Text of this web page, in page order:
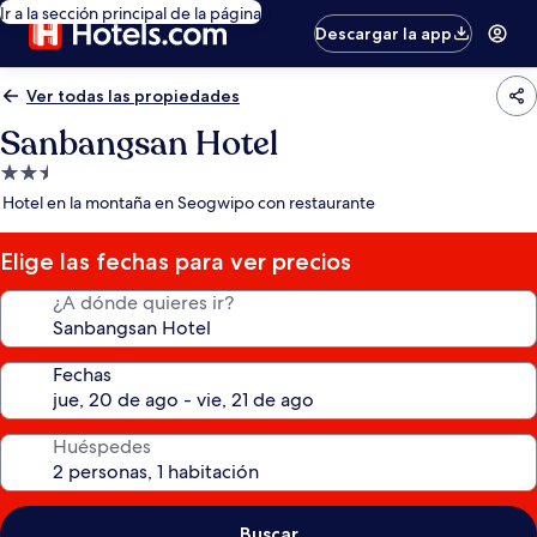
Ir a la sección principal de la página
Descargar la app
Ver todas las propiedades
Sanbangsan Hotel
Propiedad
de
estrellas
Hotel en la montaña en Seogwipo con restaurante
Elige las fechas para ver precios
¿A dónde quieres ir?
Fechas
Huéspedes